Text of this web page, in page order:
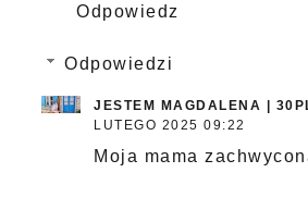
Odpowiedz
Odpowiedzi
JESTEM MAGDALENA |
LUTEGO 2025 09:22
Moja mama